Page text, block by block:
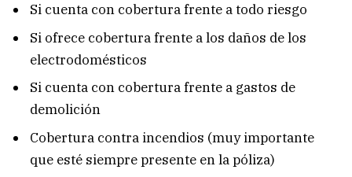
Si cuenta con cobertura frente a todo riesgo
Si ofrece cobertura frente a los daños de los
electrodomésticos
Si cuenta con cobertura frente a gastos de
demolición
Cobertura contra incendios (muy importante
que esté siempre presente en la póliza)